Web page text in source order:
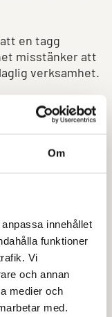
Om
innehållet
funktioner
Vi
och annan
medier och
med.
en tagg
misstänker att
verksamhet.
godkända
en förfrågan att
ID finns i
till myndigheten
en träff skett så
hos
rörande
som gjort
vem och